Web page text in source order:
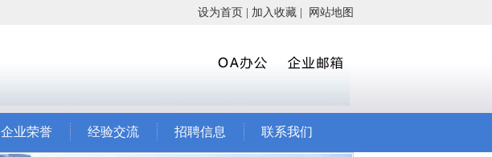
设为首页 加入收藏 网站地图
企业荣誉 经验交流 招聘信息 联系我们